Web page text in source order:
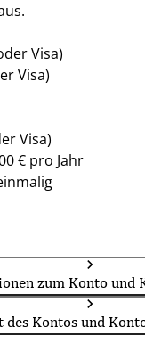
Visa)
Visa)
Visa)
€ pro Jahr
zum Konto und
des Kontos und